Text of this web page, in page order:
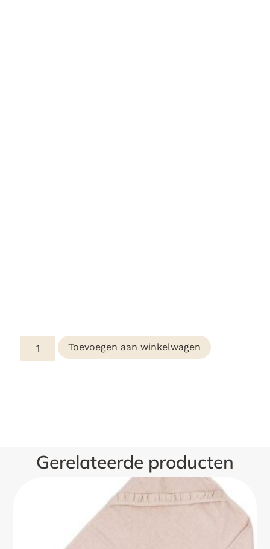
Toevoegen aan winkelwagen
Gerelateerde producten